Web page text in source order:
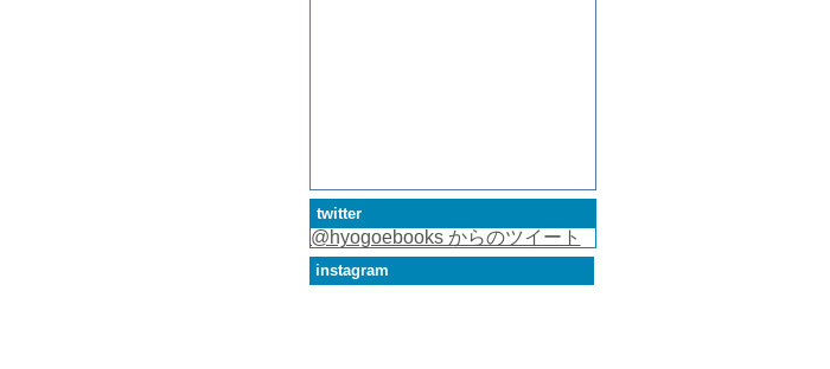
twitter
@hyogoebooks からのツイート
instagram